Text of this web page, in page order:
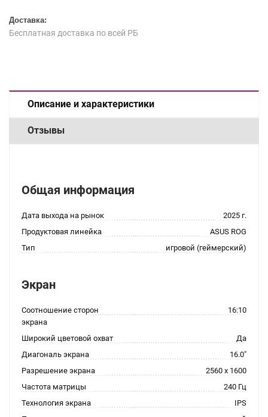
Доставка:
Бесплатная доставка по всей РБ
Описание и характеристики
Отзывы
Общая информация
Дата выхода на рынок
2025 г.
Продуктовая линейка
ASUS ROG
Тип
игровой (геймерский)
Экран
Соотношение сторон
экрана
16:10
Широкий цветовой охват
Да
Диагональ экрана
16.0"
Разрешение экрана
2560 x 1600
Частота матрицы
240 Гц
Технология экрана
IPS